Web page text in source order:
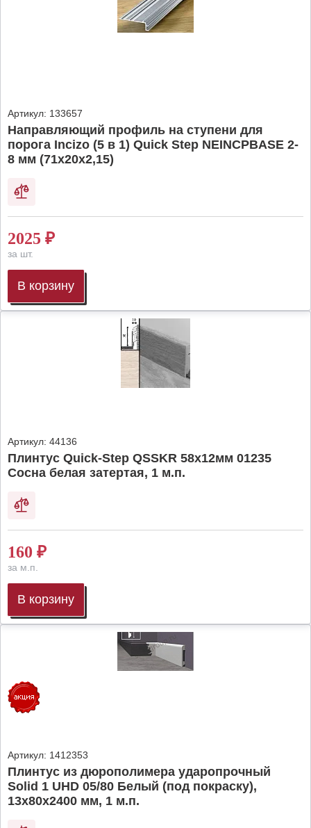
Артикул: 133657
Направляющий профиль на ступени для
порога Incizo (5 в 1) Quick Step NEINCPBASE 2-
8 мм (71х20х2,15)
2025 ₽
за шт.
В корзину
Артикул: 44136
Плинтус Quick-Step QSSKR 58х12мм 01235
Сосна белая затертая, 1 м.п.
160 ₽
за м.п.
В корзину
Артикул: 1412353
Плинтус из дюрополимера ударопрочный
Solid 1 UHD 05/80 Белый (под покраску),
13х80х2400 мм, 1 м.п.